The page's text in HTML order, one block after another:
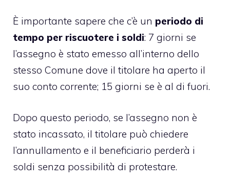
È importante sapere che c’è un periodo di
tempo per riscuotere i soldi: 7 giorni se
l’assegno è stato emesso all’interno dello
stesso Comune dove il titolare ha aperto il
suo conto corrente; 15 giorni se è al di fuori.
Dopo questo periodo, se l’assegno non è
stato incassato, il titolare può chiedere
l’annullamento e il beneficiario perderà i
soldi senza possibilità di protestare.